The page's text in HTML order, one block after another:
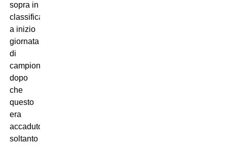
sopra in
classifica
a inizio
giornata
di
campionato,
dopo
che
questo
era
accaduto
soltanto